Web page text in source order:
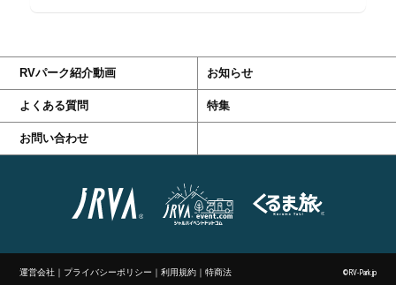
RVパーク紹介動画 お知らせ
よくある質問 特集
お問い合わせ
運営会社 ｜ プライバシーポリシー ｜利用規約 ｜特商法 ©RV-Park.jp